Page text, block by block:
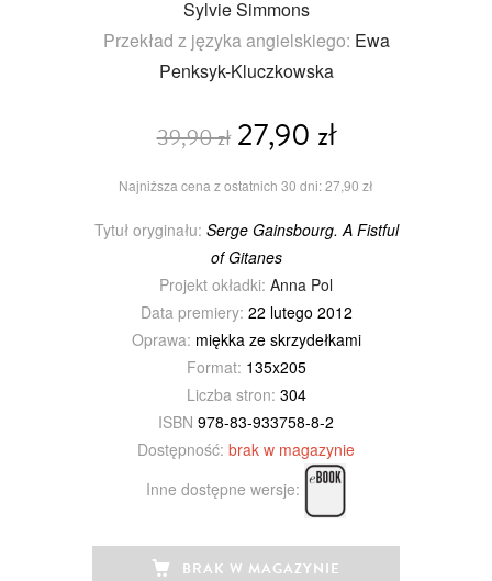
Sylvie Simmons
Przekład z języka angielskiego: Ewa
Penksyk-Kluczkowska
39,90 zł27,90 zł
Najniższa cena z ostatnich 30 dni: 27,90 zł
Tytuł oryginału: Serge Gainsbourg. A Fistful
of Gitanes
Projekt okładki: Anna Pol
Data premiery: 22 lutego 2012
Oprawa: miękka ze skrzydełkami
Format: 135x205
Liczba stron: 304
ISBN 978-83-933758-8-2
Dostępność: brak w magazynie
Inne dostępne wersje:
BRAK W MAGAZYNIE